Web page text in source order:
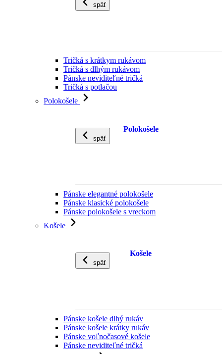
späť
Tričká s krátkym rukávom
Tričká s dlhým rukávom
Pánske neviditeľné tričká
Tričká s potlačou
Polokošele
späť
Polokošele
Pánske elegantné polokošele
Pánske klasické polokošele
Pánske polokošele s vreckom
Košele
späť
Košele
Pánske košele dlhý rukáv
Pánske košele krátky rukáv
Pánske voľnočasové košele
Pánske neviditeľné tričká